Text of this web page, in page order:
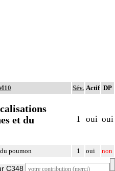
Sév. Actif DP
et du
1 oui oui
poumon 1 oui non
C348